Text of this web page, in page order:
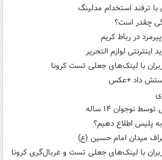
با ترفند استخدام مدلینگ
چقدر است؟
در رباط کریم
لوازم التحریر
با لینک‌های جعلی تست کرونا
دستش داد +عکس
پلیس اطلاع دهیم؟
با لینک‌های جعلی تست و غربال‌گری کرونا